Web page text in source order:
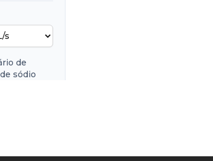
de
sódio